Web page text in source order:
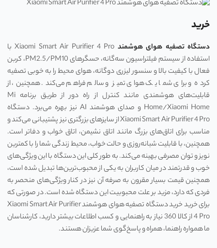
خرید
دستگاه تصفیه هوای هوشمند
Xiaomi Smart Air Purifier 4 Pro با
استفاده از سیستم فیلتراسیون سه‌گانه، حسگرهای PM2.5/PM10، کربن
فعال با کیفیت بالا و سنسور لیزری دوگانه، هوای محیط را به خوبی تصفیه
کرده و برای شما یک هوای تمیز و سالم فراهم می‌کند. همچنین، از
قابلیت‌های هوشمندی مانند کنترل از راه دور از طریق برنامه Mi
Home/Xiaomi Home و صدای هوشمند AI نیز بهره می‌برد. دستگاه
Xiaomi Smart Air Purifier 4 Pro از سایزهای بزرگتری نیز پشتیبانی می‌کند و
مناسب برای اتاق‌های بزرگ مانند اتاق نشیمن، اتاق خواب و دفاتر است.
همچنین، با قابلیت شبانه‌روزی و حالت خواب، محیط زندگی شما را با کمترین
نویز و توان مصرفی بهینه می‌کند. به طور کلی این دستگاه با این ویژگی‌های
خوب و قدرتمند در میان کاربران به یکی از محبوب‌ترین‌ها تبدیل شده است،
همچنین قیمت بسیار مقرون به صرفه آن نیز در کنار ویژگی‌های منحصر به
فردی که دارد، مزید بر علت محبوبیت این دستگاه شده است. در صورتی که
برای خرید خرید دستگاه تصفیه هوای هوشمند Xiaomi Smart Air Purifier
4 Pro از کالا 360 نیاز به راهنمایی و کسب اطلاعات بیشتر دارید، کارشناسان
ما همواره راهنما، همراه و پاسخ‌گوی شما عزیزان هستند.